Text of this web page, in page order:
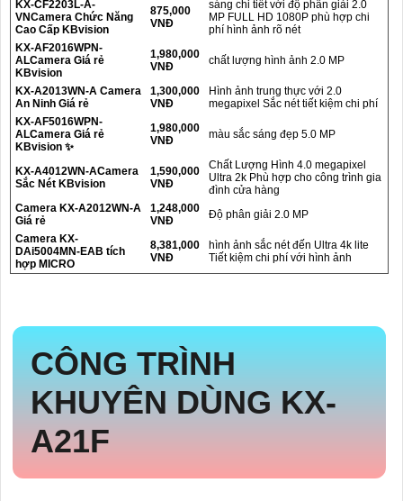
KX-CF2203L-A-
VNCamera Chức Năng
Cao Cấp KBvision
875,000
VNĐ
sáng chi tiết với độ phân giải 2.0
MP FULL HD 1080P phù hợp chi
phí hình ảnh rõ nét
KX-AF2016WPN-
ALCamera Giá rẻ
KBvision
1,980,000
VNĐ
chất lượng hình ảnh 2.0 MP
KX-A2013WN-A Camera
An Ninh Giá rẻ
1,300,000
VNĐ
Hình ảnh trung thực với 2.0
megapixel Sắc nét tiết kiệm chi phí
KX-AF5016WPN-
ALCamera Giá rẻ
KBvision ✨
1,980,000
VNĐ
màu sắc sáng đẹp 5.0 MP
KX-A4012WN-ACamera
Sắc Nét KBvision
1,590,000
VNĐ
Chất Lượng Hình 4.0 megapixel
Ultra 2k Phù hợp cho công trình gia
đình cửa hàng
Camera KX-A2012WN-A
Giá rẻ
1,248,000
VNĐ
Độ phân giải 2.0 MP
Camera KX-
DAi5004MN-EAB tích
hợp MICRO
8,381,000
VNĐ
hình ảnh sắc nét đến Ultra 4k lite
Tiết kiệm chi phí với hình ảnh
CÔNG TRÌNH
KHUYÊN DÙNGKX-
A21F